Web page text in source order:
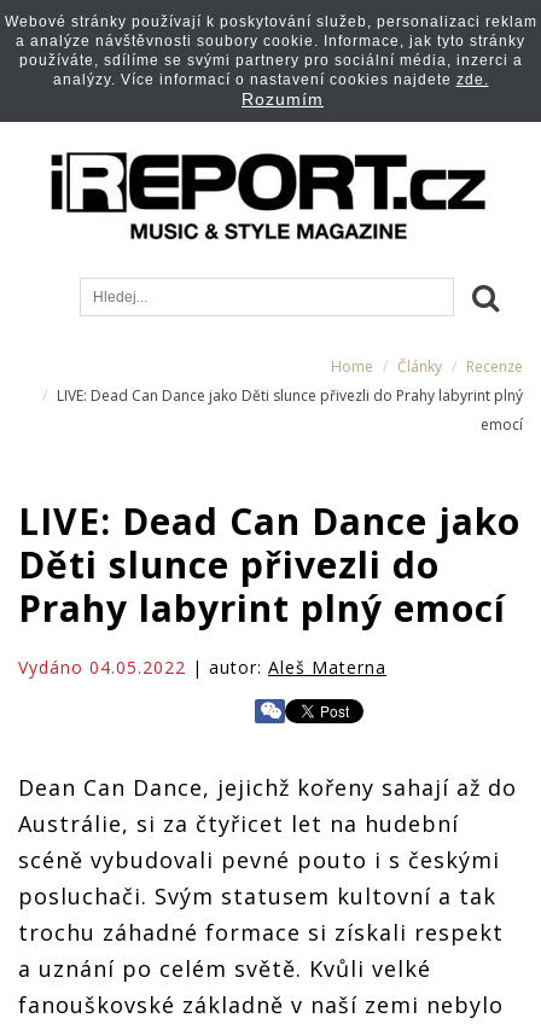
Home Články
Recenze
LIVE: Dead Can Dance jako Děti slunce přivezli do Prahy labyrint plný
emocí
LIVE: Dead Can Dance jako
Děti slunce přivezli do
Prahy labyrint plný emocí
Vydáno 04.05.2022 | autor: Aleš Materna
Dean Can Dance, jejichž kořeny sahají až do
Austrálie, si za čtyřicet let na hudební
scéně vybudovali pevné pouto i s českými
posluchači. Svým statusem kultovní a tak
trochu záhadné formace si získali respekt
a uznání po celém světě. Kvůli velké
fanouškovské základně v naší zemi nebylo
Webové stránky používají k poskytování služeb, personalizaci reklam
a analýze návštěvnosti soubory cookie. Informace, jak tyto stránky
používáte, sdílíme se svými partnery pro sociální média, inzerci a
analýzy. Více informací o nastavení cookies najdete zde.
Rozumím